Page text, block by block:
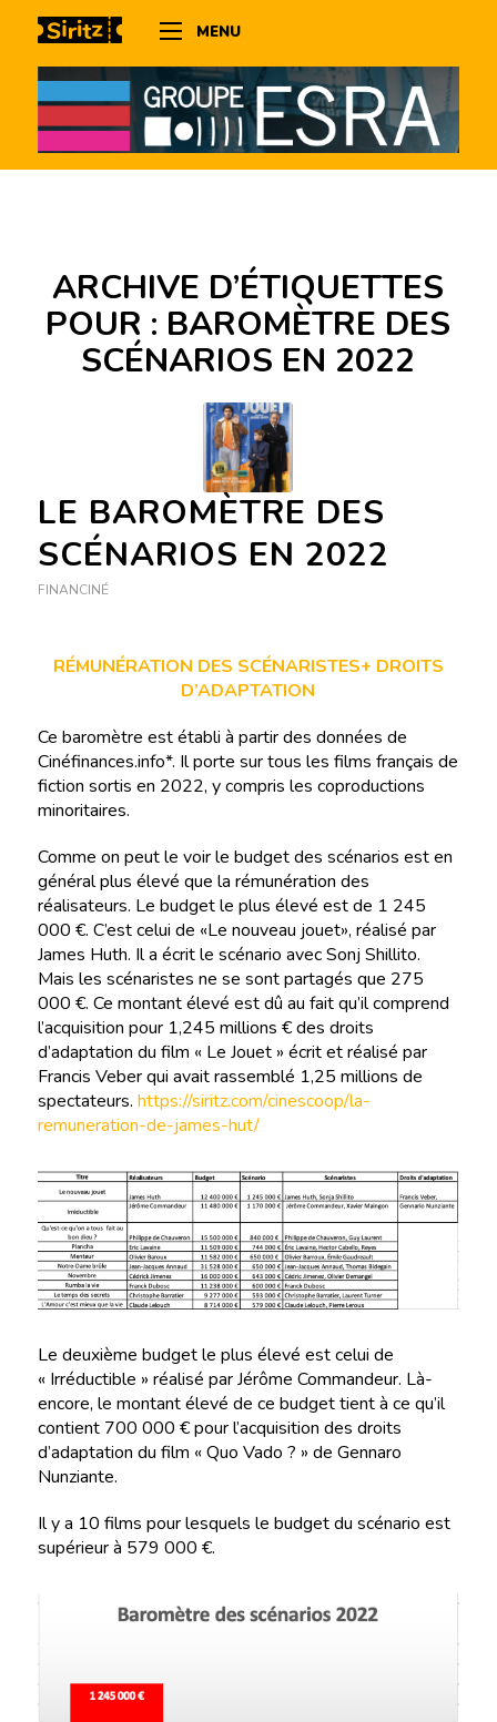
MENU
ARCHIVE D’ÉTIQUETTES
POUR : BAROMÈTRE DES
SCÉNARIOS EN 2022
LE BAROMÈTRE DES
SCÉNARIOS EN 2022
FINANCINÉ
RÉMUNÉRATION DES SCÉNARISTES+ DROITS
D’ADAPTATION
Ce baromètre est établi à partir des données de
Cinéfinances.info*. Il porte sur tous les films français de
fiction sortis en 2022, y compris les coproductions
minoritaires.
Comme on peut le voir le budget des scénarios est en
général plus élevé que la rémunération des
réalisateurs. Le budget le plus élevé est de 1 245
000 €. C’est celui de «Le nouveau jouet», réalisé par
James Huth. Il a écrit le scénario avec Sonj Shillito.
Mais les scénaristes ne se sont partagés que 275
000 €. Ce montant élevé est dû au fait qu’il comprend
l’acquisition pour 1,245 millions € des droits
d’adaptation du film « Le Jouet » écrit et réalisé par
Francis Veber qui avait rassemblé 1,25 millions de
spectateurs. https://siritz.com/cinescoop/la-
remuneration-de-james-hut/
Le deuxième budget le plus élevé est celui de
« Irréductible » réalisé par Jérôme Commandeur. Là-
encore, le montant élevé de ce budget tient à ce qu’il
contient 700 000 € pour l’acquisition des droits
d’adaptation du film « Quo Vado ? » de Gennaro
Nunziante.
Il y a 10 films pour lesquels le budget du scénario est
supérieur à 579 000 €.